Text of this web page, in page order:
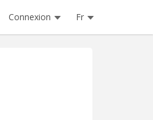
Connexion Fr